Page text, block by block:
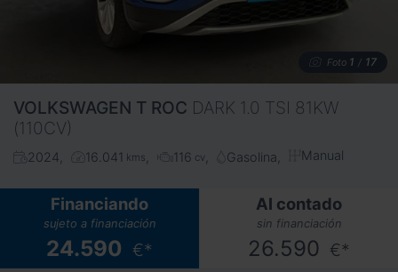
Foto 1 / 17
VOLKSWAGEN T ROC DARK 1.0 TSI 81KW
(110CV)
2024 16.041 kms 116 cv Gasolina Manual
Financiando
sujeto a financiación
24.590 €*
Al contado
sin financiación
26.590 €*